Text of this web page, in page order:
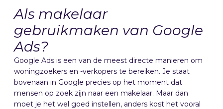
Als makelaar
gebruikmaken van Google
Ads?
Google Ads is een van de meest directe manieren om
woningzoekers en -verkopers te bereiken. Je staat
bovenaan in Google precies op het moment dat
mensen op zoek zijn naar een makelaar. Maar dan
moet je het wel goed instellen, anders kost het vooral